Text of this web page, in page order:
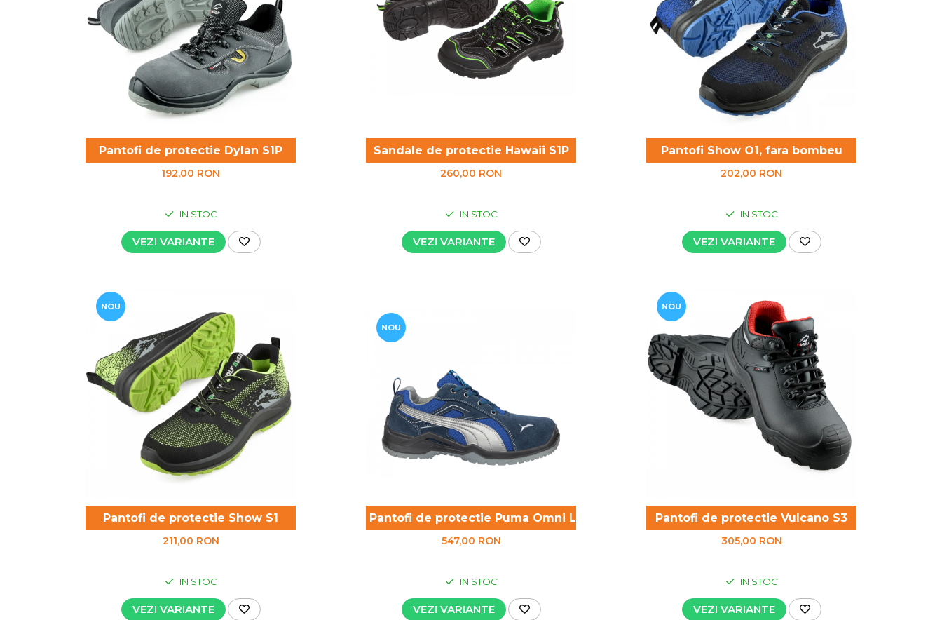
Pantofi de protectie Dylan S1P
192,00 RON
IN STOC
VEZI VARIANTE
Sandale de protectie Hawaii S1P
260,00 RON
IN STOC
VEZI VARIANTE
Pantofi Show O1, fara bombeu
202,00 RON
IN STOC
VEZI VARIANTE
NOU
Pantofi de protectie Show S1
211,00 RON
IN STOC
VEZI VARIANTE
NOU
Pantofi de protectie Puma Omni Low S1P
547,00 RON
IN STOC
VEZI VARIANTE
NOU
Pantofi de protectie Vulcano S3
305,00 RON
IN STOC
VEZI VARIANTE